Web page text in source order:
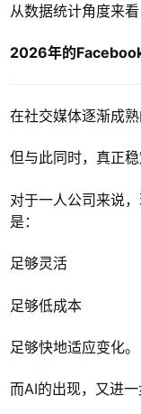
从数据统计角度来看
2026年的Facebook
在社交媒体逐渐成
但与此同时，真正
对于一人公司来说
是：
足够灵活
足够低成本
足够快地适应变化。
而AI的出现，又进一